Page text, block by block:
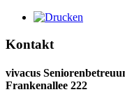
Kontakt
vivacus
Frankenallee 222